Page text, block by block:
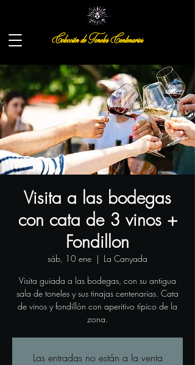
Colección de Toneles Centenarios
Visita a las bodegas
con cata de 3 vinos +
Fondillon
sáb, 10 ene
  |
La Canyada
Visita guiada a las bodegas, con su antigua
sala de toneles y sus tinajas centenarias. Cata
de vinos y fondillón con aperitivo típico de la
zona.
Las entradas no están a la venta